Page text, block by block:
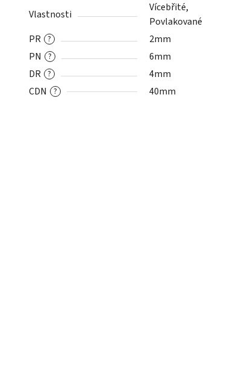
Vlastnosti
Vícebřité,
Povlakované
?
PR 2mm
?
PN 6mm
?
DR 4mm
?
CDN 40mm